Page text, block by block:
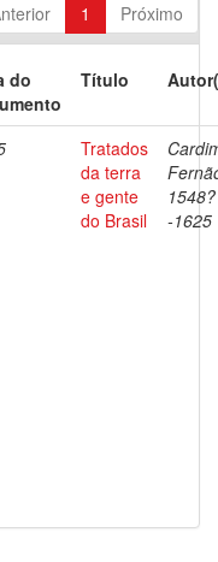
1 Próximo
do
Título
Tratados
da terra
e gente
do Brasil
1548?
-1625